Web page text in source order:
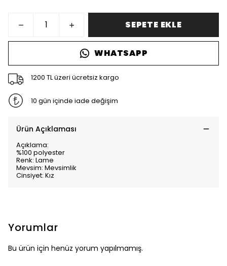
SEPETE EKLE
WHATSAPP
1200 TL üzeri ücretsiz kargo
10 gün içinde iade değişim
Ürün Açıklaması
Açıklama:
%100 polyester
Renk: Lame
Mevsim: Mevsimlik
Cinsiyet: Kız
Yorumlar
Bu ürün için henüz yorum yapılmamış.